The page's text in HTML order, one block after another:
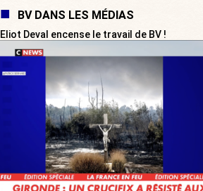
BV DANS LES MÉDIAS
Eliot Deval encense le travail de BV !